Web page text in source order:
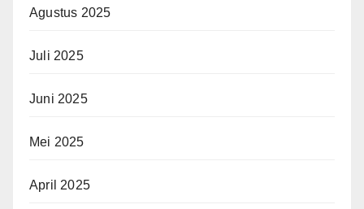
Agustus 2025
Juli 2025
Juni 2025
Mei 2025
April 2025